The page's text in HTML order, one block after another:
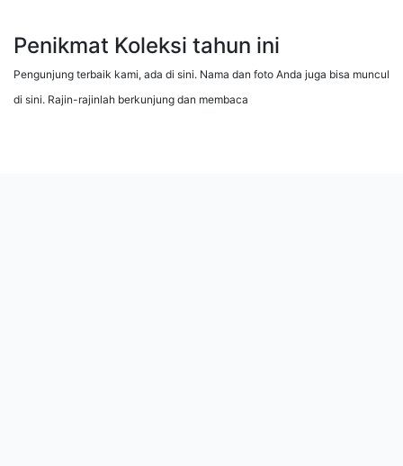
Penikmat Koleksi tahun ini
Pengunjung terbaik kami, ada di sini. Nama dan foto Anda juga bisa muncul
di sini. Rajin-rajinlah berkunjung dan membaca